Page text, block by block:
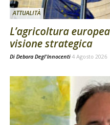
ATTUALITÀ
L’agricoltura
visione strategica
Di Debora Degl'Innocenti 4 Agosto 2026